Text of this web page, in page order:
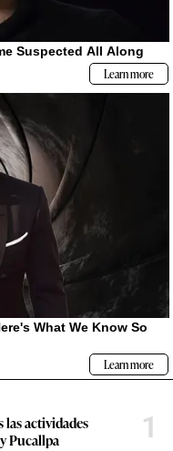
las actividades
Pucallpa
1